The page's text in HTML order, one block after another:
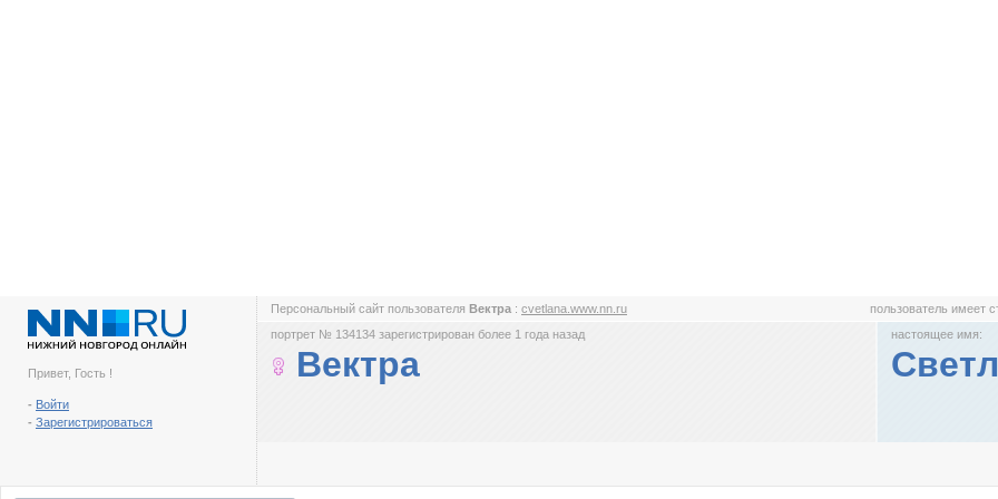
Привет, Гость !
- Войти
- Зарегистрироваться
Персональный сайт пользователя Вектра : cvetlana.www.nn.ru пользователь имеет
портрет № 134134 зарегистрирован более 1 года назад
Вектра
настоящее имя: